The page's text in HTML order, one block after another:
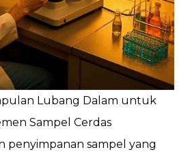
Lubang Dalam untuk
Sampel Cerdas
penyimpanan sampel yang